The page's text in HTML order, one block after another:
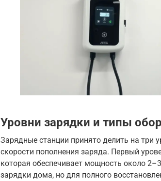
Уровни зарядки и типы
Зарядные станции принято делить на три
скорости пополнения заряда. Первый
которая обеспечивает мощность около
зарядки дома, но для полного